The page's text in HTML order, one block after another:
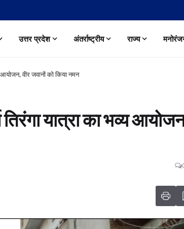
उत्तर प्रदेश अंतर्राष्ट्रीय राज्य
वीर जवानों को किया नमन
यात्रा का भव्य